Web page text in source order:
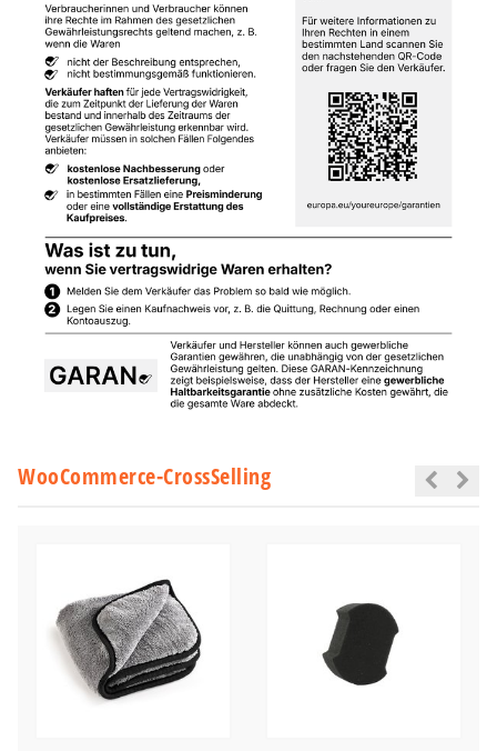
WooCommerce-CrossSelling